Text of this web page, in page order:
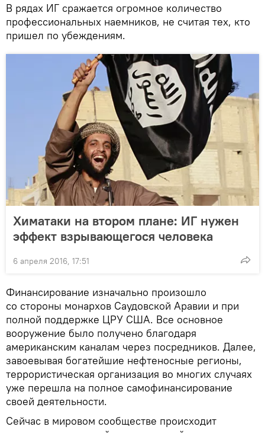
В рядах ИГ сражается огромное количество
профессиональных наемников, не считая тех, кто
пришел по убеждениям.
Химатаки на втором плане: ИГ нужен
эффект взрывающегося человека
6 апреля 2016, 17:51
Финансирование изначально произошло
со стороны монархов Саудовской Аравии и при
полной поддержке ЦРУ США. Все основное
вооружение было получено благодаря
американским каналам через посредников. Далее,
завоевывая богатейшие нефтеносные регионы,
террористическая организация во многих случаях
уже перешла на полное самофинансирование
своей деятельности.
Сейчас в мировом сообществе происходит